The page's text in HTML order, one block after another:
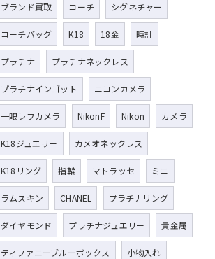
ブランド買取 コーチ シグネチャー
コーチバッグ K18 18金 時計
プラチナ プラチナネックレス
プラチナインゴット ニコンカメラ
一眼レフカメラ NikonF Nikon カメラ
K18ジュエリー カメオネックレス
K18リング 指輪 マトラッセ ミニ
ラムスキン CHANEL プラチナリング
ダイヤモンド プラチナジュエリー 貴金属
ティファニーブルーボックス 小物入れ